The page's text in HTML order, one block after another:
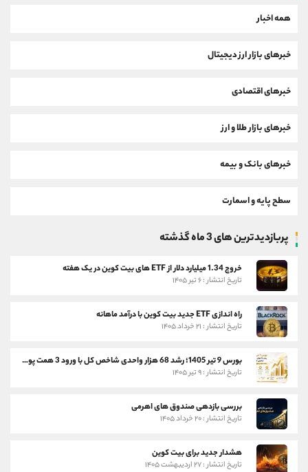
همه اخبار
خبرهای بازار ارز دیجیتال
خبرهای اقتصادی
خبرهای بازار طلا و ارز
خبرهای بانک و بیمه
سطح پایه و اسمارت
پربازدیدترین های 3 ماه گذشته
خروج 1.34 میلیارد دلار از ETF های بیت کوین در یک هفته
تاریخ انتشار : ۶ تیر ۱۴۰۵
راه اندازی ETF جدید بیت کوین با درآمد ماهانه
تاریخ انتشار : ۲۱ خرداد ۱۴۰۵
بورس 9 تیر 1405؛ رشد 68 هزار واحدی شاخص کل با ورود 3 همت پول حقیقی
تاریخ انتشار : ۹ تیر ۱۴۰۵
بررسی بازدهی صندوق های اهرمی
تاریخ انتشار : ۲۰ خرداد ۱۴۰۵
هشدار جدید برای بیت کوین
تاریخ انتشار : ۲۷ اردیبهشت ۱۴۰۵